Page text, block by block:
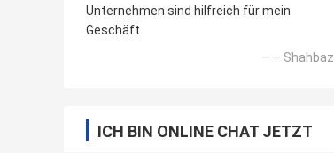
Unternehmen sind hilfreich für mein
Geschäft.
—— Shahbaz
ICH BIN ONLINE CHAT JETZT